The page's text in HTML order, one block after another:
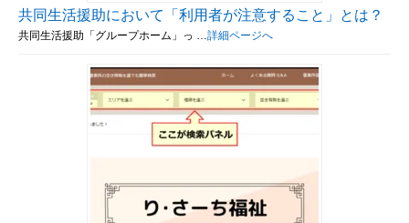
共同生活援助において「利用者が注意すること」とは？
共同生活援助「グループホーム」っ … 詳細ページへ